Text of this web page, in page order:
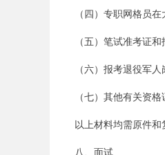
（四）专职网格员在
（五）笔试准考证和
（六）报考退役军人
（七）其他有关资格
以上材料均需原件和
八、面试